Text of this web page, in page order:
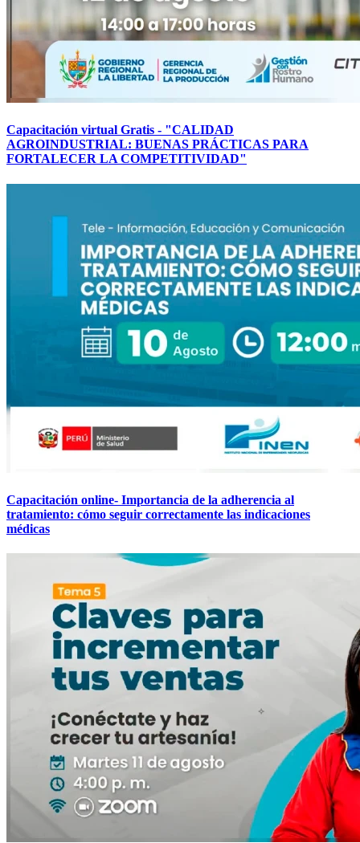
Capacitación virtual Gratis - "CALIDAD
AGROINDUSTRIAL: BUENAS PRÁCTICAS PARA
FORTALECER LA COMPETITIVIDAD"
Capacitación online- Importancia de la adherencia al
tratamiento: cómo seguir correctamente las indicaciones
médicas